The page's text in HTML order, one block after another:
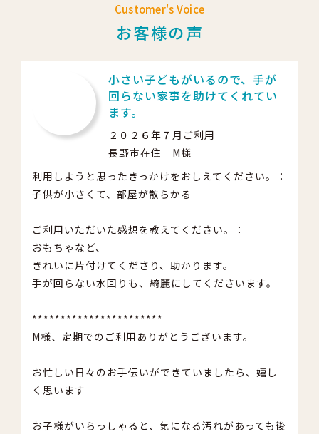
Customer's Voice
お客様の声
小さい子どもがいるので、手が
回らない家事を助けてくれてい
ます。
２０２６年７月ご利用
長野市在住 M様
利用しようと思ったきっかけをおしえてください。：
子供が小さくて、部屋が散らかる
ご利用いただいた感想を教えてください。：
おもちゃなど、
きれいに片付けてくださり、助かります。
手が回らない水回りも、綺麗にしてくださいます。
***********************
M様、定期でのご利用ありがとうございます。
お忙しい日々のお手伝いができていましたら、嬉し
く思います
お子様がいらっしゃると、気になる汚れがあっても後